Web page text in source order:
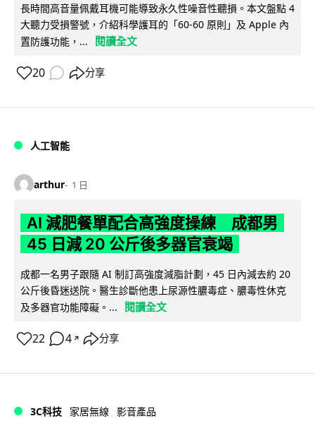
長時間高音量佩戴耳機可能導致永久性噪音性聽損。本文盤點 4
大聽力受損警號，介紹科學護耳的「60-60 原則」及 Apple 內
置防護功能，...
閱讀全文
20 分享
人工智能
arthur 1 日
AI 減肥餐單配合高強度操練 成都男
45 日減 20 公斤後多器官衰竭
成都一名男子跟隨 AI 制訂高強度減脂計劃，45 日內減去約 20
公斤後昏迷送院。醫生診斷他患上尿源性膿毒症、膿毒性休克
及多器官功能障礙。...
閱讀全文
22 4 ↗ 分享
3C科技 家居無線 影音產品